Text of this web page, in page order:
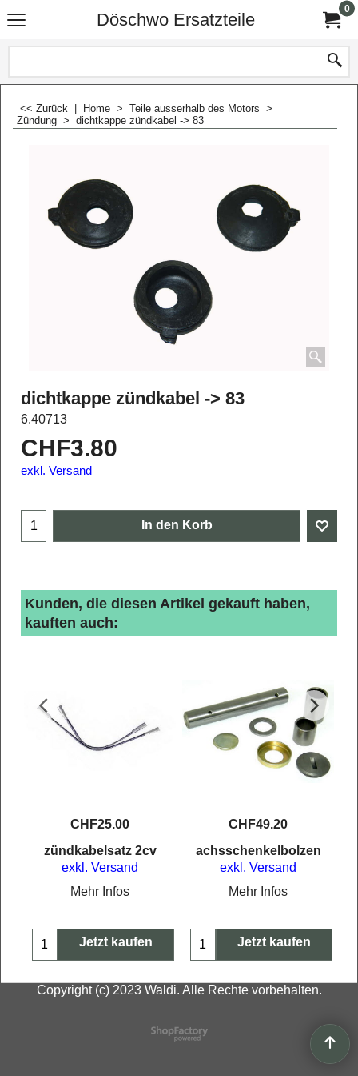
Döschwo Ersatzteile
0
<< Zurück Home > Teile ausserhalb des Motors >
Zündung > dichtkappe zündkabel -> 83
dichtkappe zündkabel -> 83
6.40713
CHF3.80
exkl. Versand
In den Korb
Kunden, die diesen Artikel gekauft haben,
kauften auch:
CHF25.00
zündkabelsatz 2cv
exkl. Versand
Mehr Infos
Jetzt kaufen
CHF49.20
achsschenkelbolzen
exkl. Versand
Mehr Infos
Jetzt kaufen
Copyright (c) 2023 Waldi. Alle Rechte vorbehalten.
WebShop erstellt mit
ShopFactory Shop